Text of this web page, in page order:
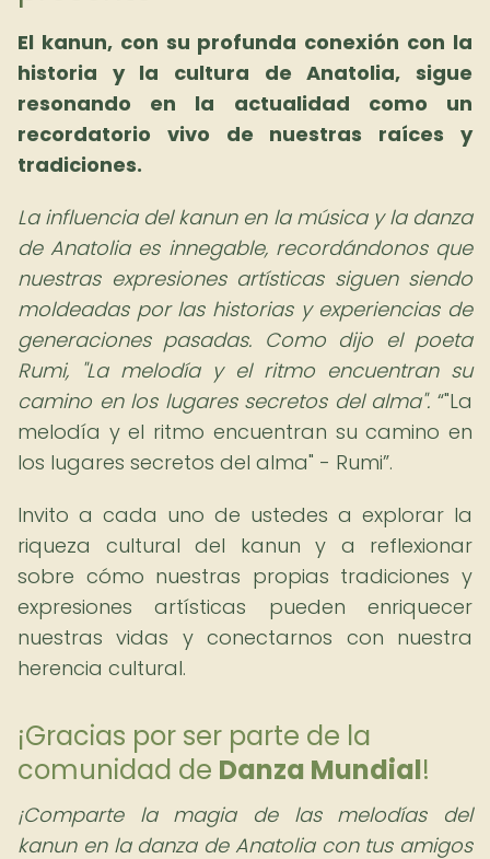
El kanun, con su profunda conexión con la
historia y la cultura de Anatolia, sigue
resonando en la actualidad como un
recordatorio vivo de nuestras raíces y
tradiciones.
La influencia del kanun en la música y la danza
de Anatolia es innegable, recordándonos que
nuestras expresiones artísticas siguen siendo
moldeadas por las historias y experiencias de
generaciones pasadas. Como dijo el poeta
Rumi, "La melodía y el ritmo encuentran su
camino en los lugares secretos del alma". "La
melodía y el ritmo encuentran su camino en
los lugares secretos del alma" - Rumi .
Invito a cada uno de ustedes a explorar la
riqueza cultural del kanun y a reflexionar
sobre cómo nuestras propias tradiciones y
expresiones artísticas pueden enriquecer
nuestras vidas y conectarnos con nuestra
herencia cultural.
¡Gracias por ser parte de la
comunidad de Danza Mundial!
¡Comparte la magia de las melodías del
kanun en la danza de Anatolia con tus amigos